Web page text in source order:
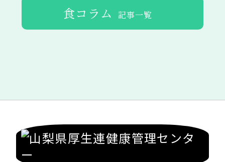
食コラム 記事一覧